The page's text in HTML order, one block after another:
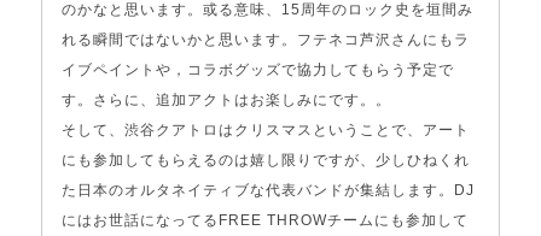
のかなと思います。或る意味、15周年のロック史を垣間み
れる瞬間ではないかと思います。フテネコ芦沢さんにもラ
イブペイントや，コラボグッズで協力してもらう予定で
す。さらに、追加アクトはお楽しみにです。。
そして、渋谷クアトロはクリスマスということで、アート
にも参加してもらえるのは嬉し限りですが、少しひねくれ
た日本のオルタネイティブな代表バンドが集結します。DJ
にはお世話になってるFREE THROWチームにも参加して